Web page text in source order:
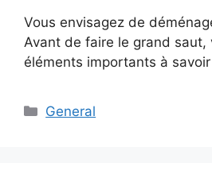
Vous envisagez de
Avant de faire le grand saut,
éléments importants à
Categories
General